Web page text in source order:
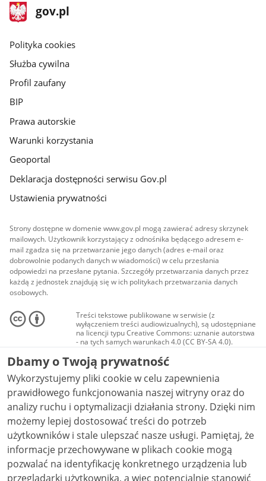
stopka
gov.pl
Strona
gov.pl
gov.pl
Polityka cookies
Służba cywilna
Profil zaufany
BIP
Prawa autorskie
Warunki korzystania
Geoportal
Deklaracja dostępności serwisu Gov.pl
Ustawienia prywatności
Strony dostępne w domenie www.gov.pl mogą zawierać adresy skrzynek
mailowych. Użytkownik korzystający z odnośnika będącego adresem e-
mail zgadza się na przetwarzanie jego danych (adres e-mail oraz
dobrowolnie podanych danych w wiadomości) w celu przesłania
odpowiedzi na przesłane pytania. Szczegóły przetwarzania danych przez
każdą z jednostek znajdują się w ich politykach przetwarzania danych
osobowych.
Treści tekstowe publikowane w serwisie (z
wyłączeniem treści audiowizualnych), są udostępniane
na licencji typu Creative Commons: uznanie autorstwa
- na tych samych warunkach 4.0 (CC BY-SA 4.0).
Materiały audiowizualne, w tym zdjęcia, materiały
audio i wideo, są udostępniane na licencji typu
Creative Commons: uznanie autorstwa użycie
niekomercyjne - bez utworów zależnych 4.0 (CC BY-
NC-ND 4.0), o ile nie jest to stwierdzone inaczej.
Dbamy o Twoją prywatność
Wykorzystujemy pliki cookie w celu zapewnienia
prawidłowego funkcjonowania naszej witryny oraz do
analizy ruchu i optymalizacji działania strony. Dzięki nim
możemy lepiej dostosować treści do potrzeb
użytkowników i stale ulepszać nasze usługi. Pamiętaj, że
informacje przechowywane w plikach cookie mogą
pozwalać na identyfikację konkretnego urządzenia lub
przeglądarki użytkownika, a więc potencjalnie stanowić